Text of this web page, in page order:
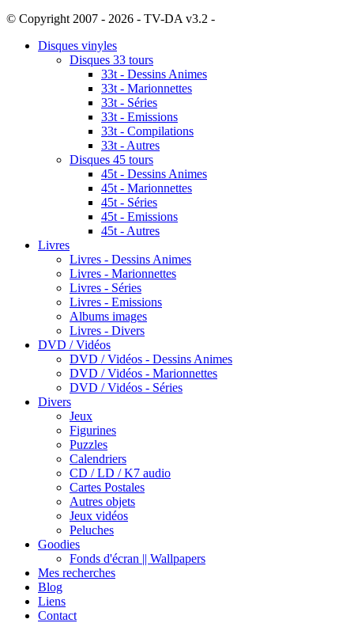
© Copyright 2007 - 2026 - TV-DA v3.2 -
Disques vinyles
Disques 33 tours
33t - Dessins Animes
33t - Marionnettes
33t - Séries
33t - Emissions
33t - Compilations
33t - Autres
Disques 45 tours
45t - Dessins Animes
45t - Marionnettes
45t - Séries
45t - Emissions
45t - Autres
Livres
Livres - Dessins Animes
Livres - Marionnettes
Livres - Séries
Livres - Emissions
Albums images
Livres - Divers
DVD / Vidéos
DVD / Vidéos - Dessins Animes
DVD / Vidéos - Marionnettes
DVD / Vidéos - Séries
Divers
Jeux
Figurines
Puzzles
Calendriers
CD / LD / K7 audio
Cartes Postales
Autres objets
Jeux vidéos
Peluches
Goodies
Fonds d'écran || Wallpapers
Mes recherches
Blog
Liens
Contact